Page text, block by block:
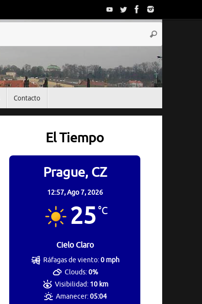
Buscar
Contacto
El Tiempo
Prague, CZ
12:57,Ago 7, 2026
25°C
Cielo Claro
Ráfagas de viento:0 mph
Clouds:0%
Visibilidad: 10 km
Amanecer:05:04